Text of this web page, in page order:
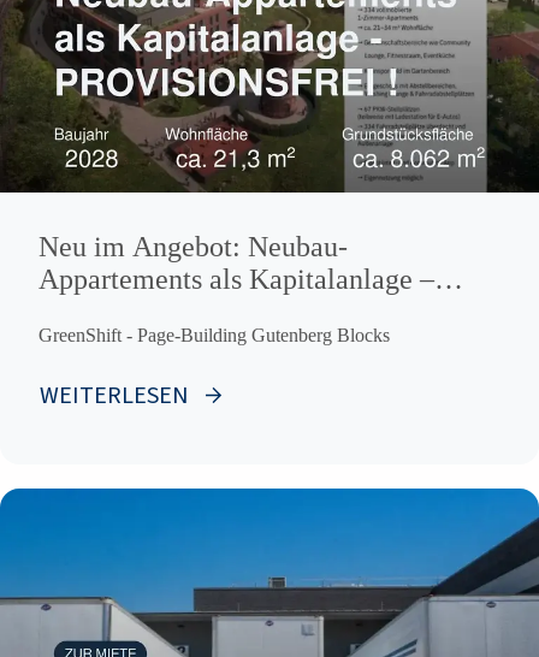
Neu im Angebot: Neubau-
Appartements als Kapitalanlage –
GreenShift - Page-Building Gutenberg Blocks
WEITERLESEN